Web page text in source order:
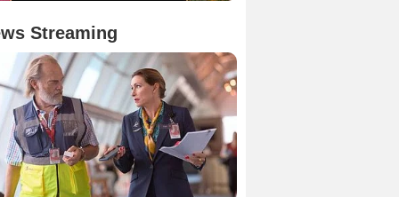
Streaming